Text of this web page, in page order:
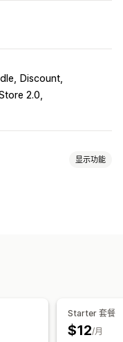
Discount
2.0
显示功能
批发价
Starter 套餐
$12/月